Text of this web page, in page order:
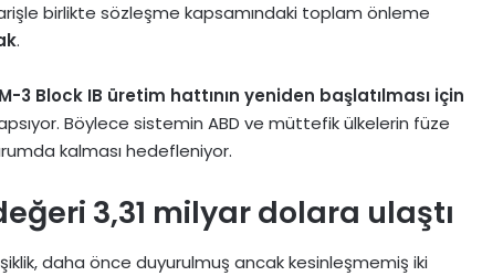
birlikte sözleşme kapsamındaki toplam önleme
.
3 Block IB üretim hattının yeniden başlatılması için
Böylece sistemin ABD ve müttefik ülkelerin füze
kalması hedefleniyor.
3,31 milyar dolara ulaştı
daha önce duyurulmuş ancak kesinleşmemiş iki